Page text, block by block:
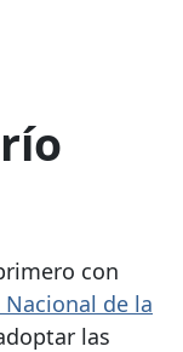
con
Nacional de la
las